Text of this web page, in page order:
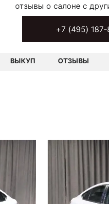
+7 (495)
ВЫКУП ОТЗЫВЫ
отзывы о салоне с